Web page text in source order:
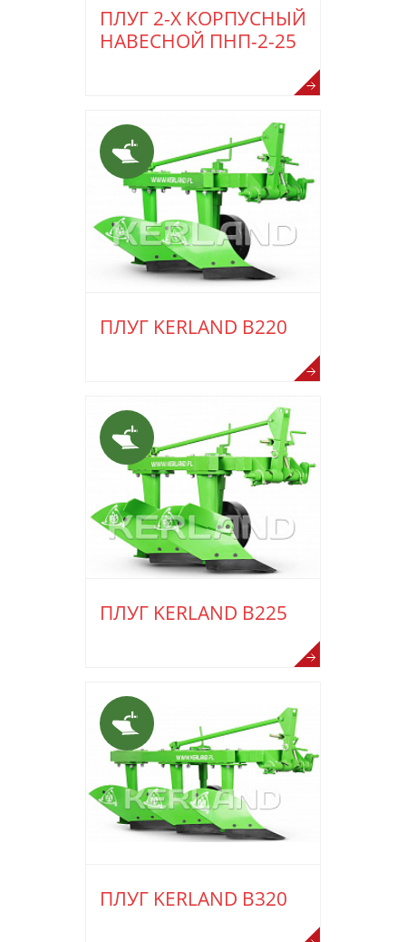
ПЛУГ 2-Х КОРПУСНЫЙ
НАВЕСНОЙ ПНП-2-25
ПЛУГ KERLAND B220
ПЛУГ KERLAND B225
ПЛУГ KERLAND B320